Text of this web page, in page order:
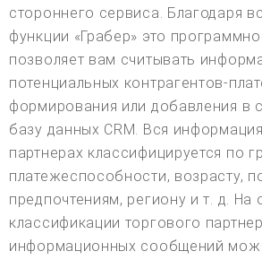
стороннего сервиса. Благодаря
функции «Грабер» это
позволяет вам считывать
потенциальных контрагентов-
формирования или добавления в
базу данных CRM. Вся
партнерах классифицируется по
платежеспособности, возрасту,
предпочтениям, региону и т. д. На
классификации торгового
информационных сообщений